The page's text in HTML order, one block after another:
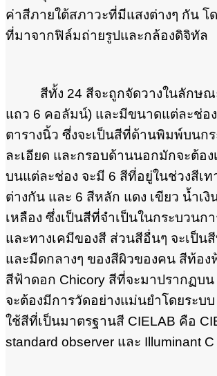
ค่าสีภายใต้สภาวะที่มีแสงต่างๆ กัน โ
ที่มาจากฟิล์มถ่ายรูปและกล้องดิจิทัล
สีทั้ง 24 สีจะถูกจัดวางในลักษณะ
แถว 6 คอลัมน์) และมีขนาดแต่ละช่อ
ตารางนิ้ว ซึ่งจะเป็นสีที่ด้านพิมพ์บนกร
ละเอียด และกรอบด้านนอกมักจะต้อ
บนแต่ละช่อง จะมี 6 สีที่อยู่ในช่วงสีเ
ต่างกัน และ 6 สีหลัก แดง เขียว น้ำเ
เหลือง ซึ่งเป็นสีที่จำเป็นในกระบวนก
และทางเคมีของสี ส่วนสีอื่นๆ จะเป็น
และมืดกลางๆ ของสีผิวของคน สีท้อง
สีฟ้าดอก Chicory สีที่จะมาปรากฏบน
จะต้องมีการวัดอย่างแม่นยำโดยระบบ
ใช้สีที่เป็นมาตรฐานสี CIELAB คือ
standard observer และ Illuminant C